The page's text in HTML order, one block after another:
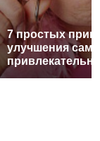
7 простых
улучшения